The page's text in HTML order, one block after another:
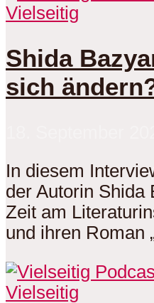
Vielseitig
Shida
sich
In diesem
der Autorin Shida
Zeit am
und ihren Roman
Vielseitig